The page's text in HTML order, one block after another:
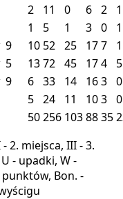
2 11 0 6 2
1
1 5 1 3 0
1
9 10 52 25 177
1
5 1372 45 174
5
9 6 33 14 163 0
5 24 11 103 0
50256 1038835
2. miejsca, III - 3.
- upadki, W -
Bon. -